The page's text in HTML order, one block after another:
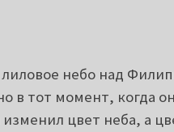
небо над
в тот момент, когда
цвет неба, а